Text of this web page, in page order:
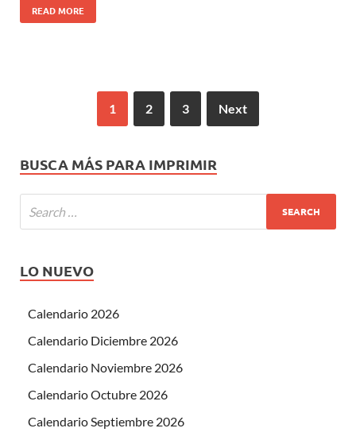
READ MORE
1 2 3 Next
BUSCA MÁS PARA IMPRIMIR
LO NUEVO
Calendario 2026
Calendario Diciembre 2026
Calendario Noviembre 2026
Calendario Octubre 2026
Calendario Septiembre 2026